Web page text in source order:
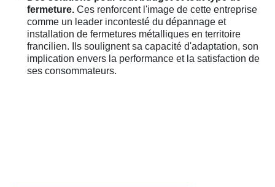
fermeture. Ces renforcent l'image de cette entreprise
comme un leader incontesté du dépannage et
installation de fermetures métalliques en territoire
francilien. Ils soulignent sa capacité d'adaptation, son
implication envers la performance et la satisfaction de
ses consommateurs.